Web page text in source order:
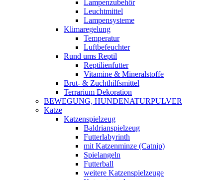
Lampenzubehör
Leuchtmittel
Lampensysteme
Klimaregelung
Temperatur
Luftbefeuchter
Rund ums Reptil
Reptilienfutter
Vitamine & Mineralstoffe
Brut- & Zuchthilfsmittel
Terrarium Dekoration
BEWEGUNG, HUNDENATURPULVER
Katze
Katzenspielzeug
Baldrianspielzeug
Futterlabyrinth
mit Katzenminze (Catnip)
Spielangeln
Futterball
weitere Katzenspielzeuge